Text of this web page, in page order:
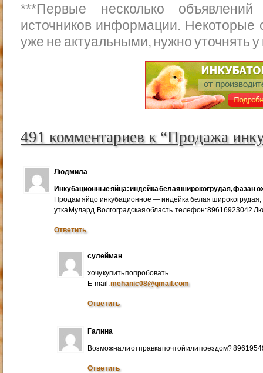
***Первые несколько
источников информации. Некоторые
уже не актуальными, нужно уточнять
491 комментариев к “Продажа
Людмила
Инкубационные яйца: индейка белая широкогрудая, фазан
Продам яйцо инкубационное — индейка белая
утка Мулард. Волгоградская область. телефон: 89616923042
Ответить
сулейман
хочу купить попробовать
E-mail:mehanic08@gmail.com
Ответить
Галина
Возможна ли отправка почтой или поездом?
Ответить